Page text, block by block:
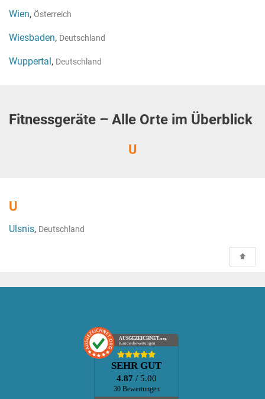
Wien, Österreich
Wiesbaden, Deutschland
Wuppertal, Deutschland
Fitnessgeräte – Alle Orte im Überblick
U
U
Ulsnis, Deutschland
AUSGEZEICHNET.org
Kundenbewertungen
SEHR GUT
4.87 / 5.00
30 Bewertungen